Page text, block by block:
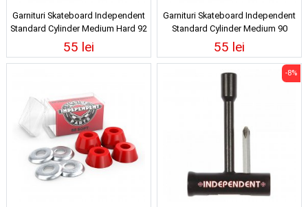
Garnituri Skateboard Independent
Standard Cylinder Medium Hard 92
Blue
55 lei
Garnituri Skateboard Independent
Standard Cylinder Medium 90
Orange
55 lei
-8%